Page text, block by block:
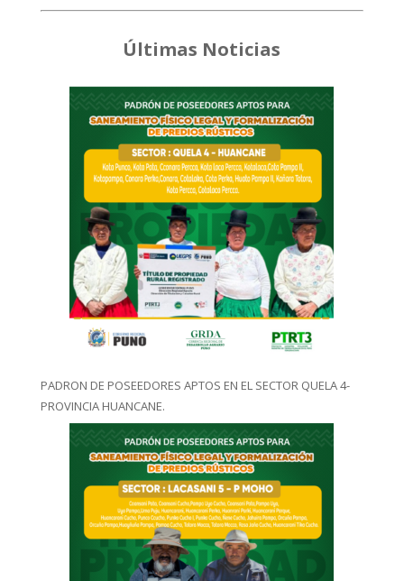
Últimas Noticias
PADRON DE POSEEDORES APTOS EN EL SECTOR QUELA 4-
PROVINCIA HUANCANE.